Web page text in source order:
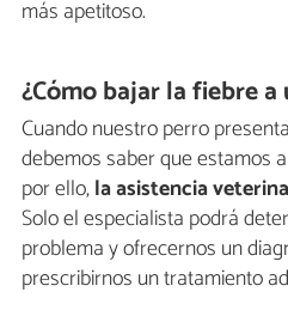
más apetitoso.
¿Cómo bajar la fiebre a
Cuando nuestro perro
debemos saber que estamos
por ello,la asistencia
Solo el especialista podrá
problema y ofrecernos un
prescribirnos un tratamiento